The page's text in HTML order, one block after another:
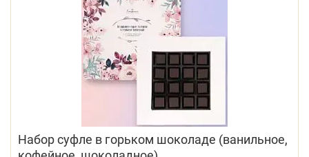
Набор суфле в горьком шоколаде (ванильное,